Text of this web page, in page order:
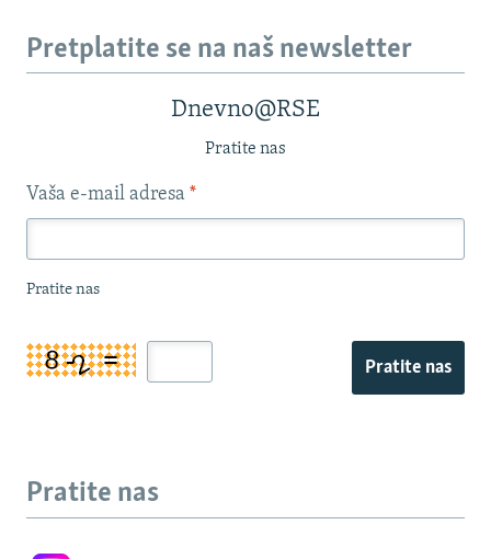
Pretplatite se na naš newsletter
Dnevno@RSE
Pratite nas
Vaša e-mail adresa *
Pratite nas
Pratite nas
Pratite nas